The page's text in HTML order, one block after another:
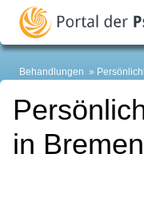
Behandlungen
in Bremen